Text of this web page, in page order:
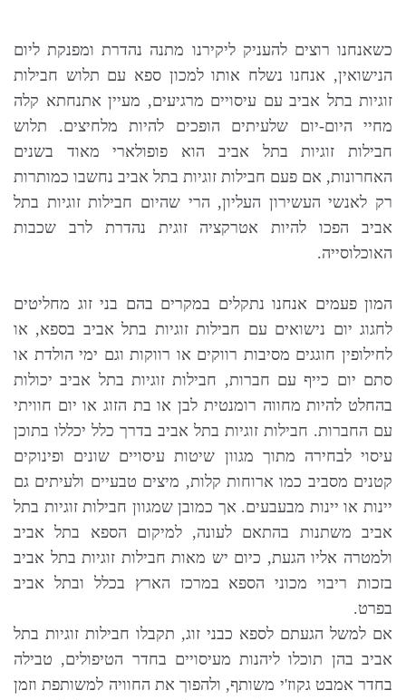
כשאנחנו רוצים להעניק ליקירנו מתנה נהדרת ומפנקת ליום
הנישואין, אנחנו נשלח אותו למכון ספא עם תלוש חבילות
זוגיות בתל אביב עם עיסויים מרגיעים, מעיין אתנחתא קלה
מחיי היום-יום שלעיתים הופכים להיות מלחיצים. תלוש
חבילות זוגיות בתל אביב הוא פופולארי מאוד בשנים
האחרונות, אם פעם חבילות זוגיות בתל אביב נחשבו כמותרות
רק לאנשי העשירון העליון, הרי שהיום חבילות זוגיות בתל
אביב הפכו להיות אטרקציה זוגית נהדרת לרב שכבות
האוכלוסייה.
המון פעמים אנחנו נתקלים במקרים בהם בני זוג מחליטים
לחגוג יום נישואים עם חבילות זוגיות בתל אביב בספא, או
לחילופין חוגגים מסיבות רווקים או רווקות וגם ימי הולדת או
סתם יום כייף עם חברות, חבילות זוגיות בתל אביב יכולות
בהחלט להיות מחווה רומנטית לבן או בת הזוג או יום חוויתי
עם החברות. חבילות זוגיות בתל אביב בדרך כלל יכללו בתוכן
עיסוי לבחירה מתוך מגוון שיטות עיסויים שונים ופינוקים
קטנים מסביב כמו ארוחות קלות, מיצים טבעיים ולעיתים גם
יינות או יינות מבעבעים. אך כמובן שמגוון חבילות זוגיות בתל
אביב משתנות בהתאם לעונה, למיקום הספא בתל אביב
ולמטרה אליו הגעת, כיום יש מאות חבילות זוגיות בתל אביב
בזכות ריבוי מכוני הספא במרכז הארץ בכלל ובתל אביב
בפרט.
אם למשל הגעתם לספא כבני זוג, תקבלו חבילות זוגיות בתל
אביב בהן תוכלו ליהנות מעיסויים בחדר הטיפולים, טבילה
בחדר אמבט גקוז'י משותף, ולהפוך את החוויה למשותפת וזמן